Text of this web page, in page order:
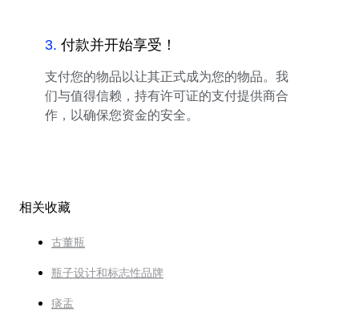
3. 付款并开始享受！
支付您的物品以让其正式成为您的物品。我
们与值得信赖，持有许可证的支付提供商合
作，以确保您资金的安全。
相关收藏
古董瓶
瓶子设计和标志性品牌
痰盂